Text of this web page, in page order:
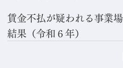
賃金不払が疑われる事業
結果（令和６年）